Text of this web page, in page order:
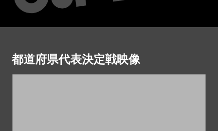
都道府県代表決定戦映像